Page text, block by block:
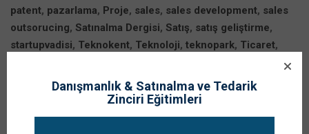
patent, pazarlama, Proje, sales, sales development, sales
outsorucing, Satınalma Dergisi, Satış, satış geliştirme,
startupvadisi, Teknokent, Teknoloji, teknopark, Ticaret,
Danışmanlık & Satınalma ve Tedarik
Zinciri Eğitimleri